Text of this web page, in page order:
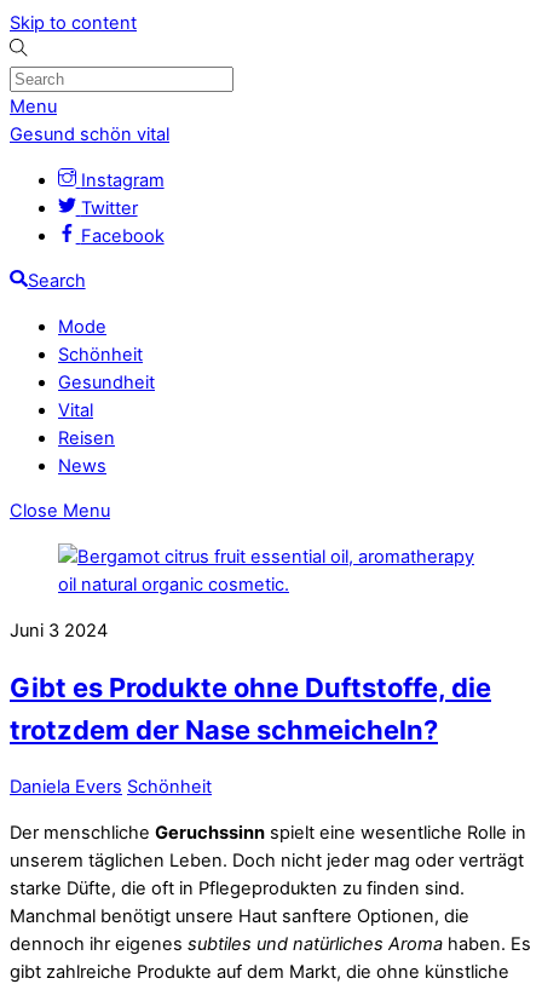
Skip to content
Menu
Gesund schön vital
Instagram
Twitter
Facebook
Search
Mode
Schönheit
Gesundheit
Vital
Reisen
News
Close Menu
Juni 3 2024
Gibt es Produkte ohne Duftstoffe, die
trotzdem der Nase schmeicheln?
Daniela Evers Schönheit
Der menschliche Geruchssinn spielt eine wesentliche Rolle in
unserem täglichen Leben. Doch nicht jeder mag oder verträgt
starke Düfte, die oft in Pflegeprodukten zu finden sind.
Manchmal benötigt unsere Haut sanftere Optionen, die
dennoch ihr eigenes subtiles und natürliches Aroma haben. Es
gibt zahlreiche Produkte auf dem Markt, die ohne künstliche